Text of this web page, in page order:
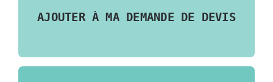
AJOUTER À MA DEMANDE DE DEVIS